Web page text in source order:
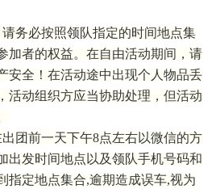
务必按照领队指定的时间地点集
加者的权益。在自由活动期间，请
安全！在活动途中出现个人物品丢
活动组织方应当协助处理，但活动
团前一天下午8点左右以微信的方
出发时间地点以及领队手机号码和
指定地点集合,逾期造成误车,视为